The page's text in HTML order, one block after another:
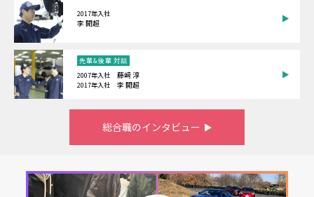
2017年入社
李 開超
先輩&後輩 対談
2007年入社
藤﨑 淳
2017年入社 李 開超
総合職のインタビュー